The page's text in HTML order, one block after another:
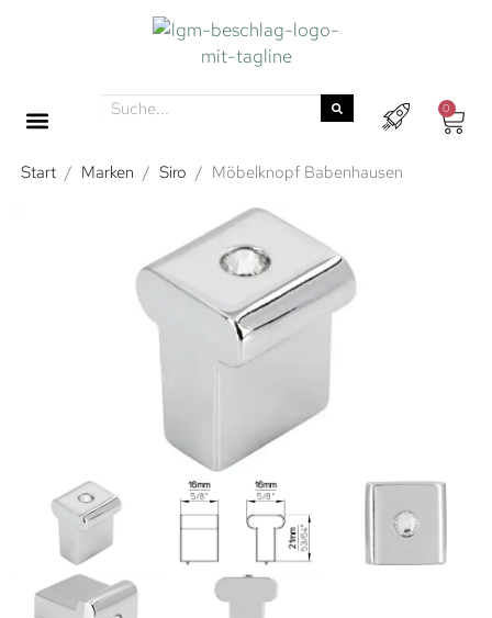
0
Start / Marken / Siro / Möbelknopf Babenhausen